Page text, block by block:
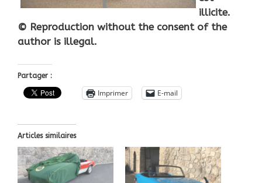
illicite.
© Reproduction without the consent of the
author is illegal.
Partager :
Imprimer E-mail
Articles similaires